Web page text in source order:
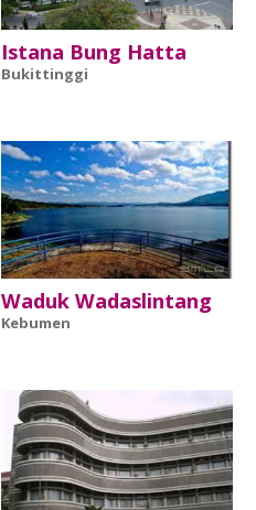
Istana Bung Hatta
Bukittinggi
Waduk Wadaslintang
Kebumen